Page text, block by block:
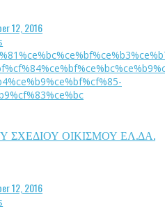
12, 2016
ΟΙΚΙΣΜΟΥ ΕΛ.ΔΑ.
12, 2016